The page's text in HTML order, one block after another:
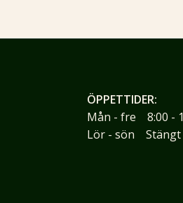
ÖPPETTIDER:
Mån - fre 8:00 -
Lör - sön Stängt